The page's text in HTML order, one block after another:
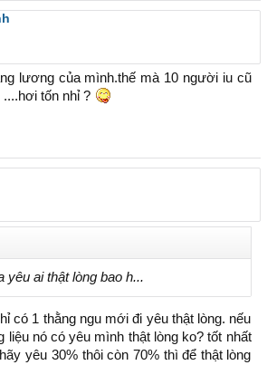
lương của mình.thế mà 10 người iu cũ
tốn nhỉ ?
yêu ai thật lòng bao h...
có 1 thằng ngu mới đi yêu thật lòng. nếu
liệu nó có yêu mình thật lòng ko? tốt nhất
yêu 30% thôi còn 70% thì để thật lòng